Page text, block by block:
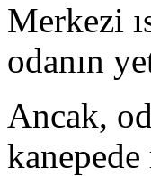
Merkezi
odanın
Ancak,